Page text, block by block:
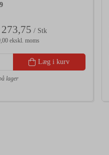
/ Stk
ekskl. moms
Læg i kurv
lager